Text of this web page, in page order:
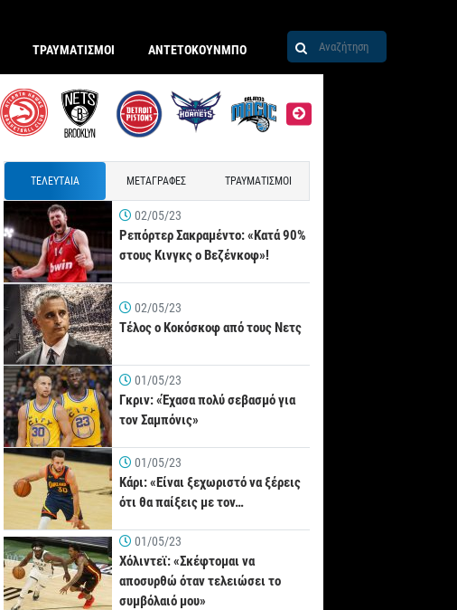
ΤΡΑΥΜΑΤΙΣΜΟΙ ΑΝΤΕΤΟΚΟΥΝΜΠΟ
ΤΕΛΕΥΤΑΙΑ ΜΕΤΑΓΡΑΦΕΣ ΤΡΑΥΜΑΤΙΣΜΟΙ
02/05/23
Ρεπόρτερ Σακραμέντο: «Κατά 90%
στους Κινγκς ο Βεζένκοφ»!
02/05/23
Τέλος ο Κοκόσκοφ από τους Νετς
01/05/23
Γκριν: «Έχασα πολύ σεβασμό για
τον Σαμπόνις»
01/05/23
Κάρι: «Είναι ξεχωριστό να ξέρεις
ότι θα παίξεις με τον…
01/05/23
Χόλιντεϊ: «Σκέφτομαι να
αποσυρθώ όταν τελειώσει το
συμβόλαιό μου»